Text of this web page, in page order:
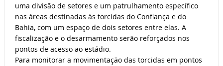
uma divisão de setores e um patrulhamento específico
nas áreas destinadas às torcidas do Confiança e do
Bahia, com um espaço de dois setores entre elas. A
fiscalização e o desarmamento serão reforçados nos
pontos de acesso ao estádio.
Para monitorar a movimentação das torcidas em pontos